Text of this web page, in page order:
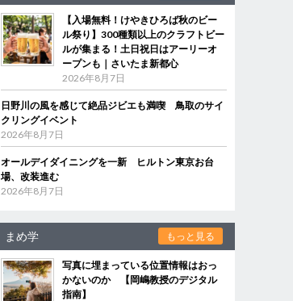
【入場無料！けやきひろば秋のビー
ル祭り】300種類以上のクラフトビー
ルが集まる！土日祝日はアーリーオ
ープンも｜さいたま新都心
2026年8月7日
日野川の風を感じて絶品ジビエも満喫 鳥取のサイ
クリングイベント
2026年8月7日
オールデイダイニングを一新 ヒルトン東京お台
場、改装進む
2026年8月7日
まめ学 もっと見る
写真に埋まっている位置情報はおっ
かないのか 【岡嶋教授のデジタル
指南】